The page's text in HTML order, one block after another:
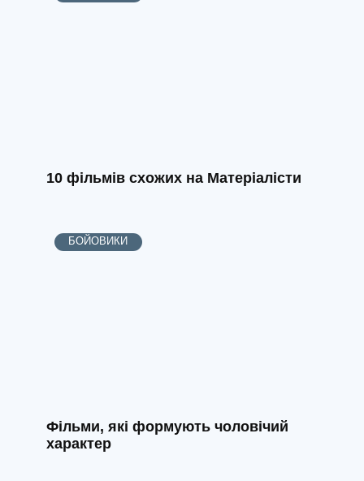
10 фільмів схожих на Матеріалісти
БОЙОВИКИ
Фільми, які формують чоловічий
характер